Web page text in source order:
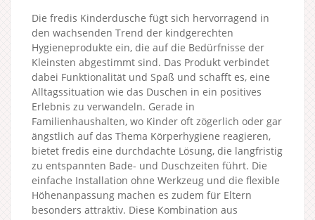
Die fredis Kinderdusche fügt sich hervorragend in
den wachsenden Trend der kindgerechten
Hygieneprodukte ein, die auf die Bedürfnisse der
Kleinsten abgestimmt sind. Das Produkt verbindet
dabei Funktionalität und Spaß und schafft es, eine
Alltagssituation wie das Duschen in ein positives
Erlebnis zu verwandeln. Gerade in
Familienhaushalten, wo Kinder oft zögerlich oder gar
ängstlich auf das Thema Körperhygiene reagieren,
bietet fredis eine durchdachte Lösung, die langfristig
zu entspannten Bade- und Duschzeiten führt. Die
einfache Installation ohne Werkzeug und die flexible
Höhenanpassung machen es zudem für Eltern
besonders attraktiv. Diese Kombination aus